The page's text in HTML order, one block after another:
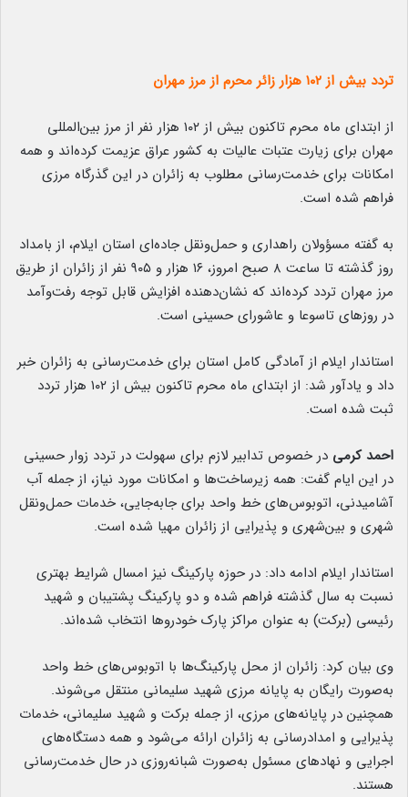
تردد بیش از ۱۰۲ هزار زائر محرم از مرز مهران
از ابتدای ماه محرم تاکنون بیش از ۱۰۲ هزار نفر از مرز بین‌المللی
مهران برای زیارت عتبات عالیات به کشور عراق عزیمت کرده‌اند و همه
امکانات برای خدمت‌رسانی مطلوب به زائران در این گذرگاه مرزی
فراهم شده است.
به گفته مسؤولان راهداری و حمل‌ونقل جاده‌ای استان ایلام، از بامداد
روز گذشته تا ساعت ۸ صبح امروز، ۱۶ هزار و ۹۰۵ نفر از زائران از طریق
مرز مهران تردد کرده‌اند که نشان‌دهنده افزایش قابل توجه رفت‌وآمد
در روزهای تاسوعا و عاشورای حسینی است.
استاندار ایلام از آمادگی کامل استان برای خدمت‌رسانی به زائران خبر
داد و یادآور شد: از ابتدای ماه محرم تاکنون بیش از ۱۰۲ هزار تردد
ثبت شده است.
احمد کرمی در خصوص تدابیر لازم برای سهولت در تردد زوار حسینی
در این ایام گفت: همه زیرساخت‌ها و امکانات مورد نیاز، از جمله آب
آشامیدنی، اتوبوس‌های خط واحد برای جابه‌جایی، خدمات حمل‌ونقل
شهری و بین‌شهری و پذیرایی از زائران مهیا شده است.
استاندار ایلام ادامه داد: در حوزه پارکینگ نیز امسال شرایط بهتری
نسبت به سال گذشته فراهم شده و دو پارکینگ پشتیبان و شهید
رئیسی (برکت) به عنوان مراکز پارک خودروها انتخاب شده‌اند.
وی بیان کرد: زائران از محل پارکینگ‌ها با اتوبوس‌های خط واحد
به‌صورت رایگان به پایانه مرزی شهید سلیمانی منتقل می‌شوند.
همچنین در پایانه‌های مرزی، از جمله برکت و شهید سلیمانی، خدمات
پذیرایی و امدادرسانی به زائران ارائه می‌شود و همه دستگاه‌های
اجرایی و نهادهای مسئول به‌صورت شبانه‌روزی در حال خدمت‌رسانی
هستند.